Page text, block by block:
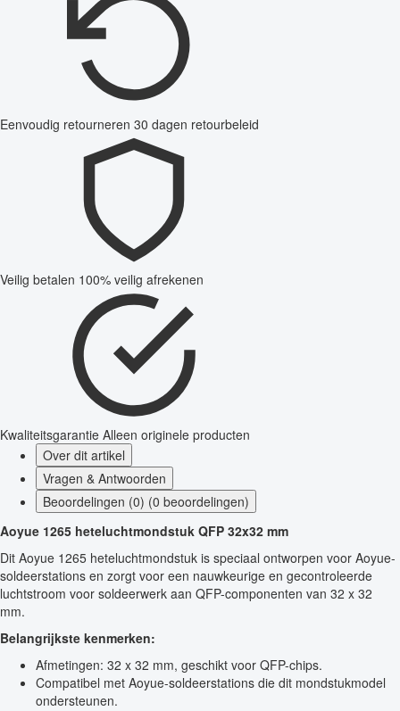
Eenvoudig retourneren 30 dagen retourbeleid
Veilig betalen 100% veilig afrekenen
Kwaliteitsgarantie Alleen originele producten
Over dit artikel
Vragen & Antwoorden
Beoordelingen (0) (0 beoordelingen)
Aoyue 1265 heteluchtmondstuk QFP 32x32 mm
Dit Aoyue 1265 heteluchtmondstuk is speciaal ontworpen voor Aoyue-
soldeerstations en zorgt voor een nauwkeurige en gecontroleerde
luchtstroom voor soldeerwerk aan QFP-componenten van 32 x 32
mm.
Belangrijkste kenmerken:
Afmetingen: 32 x 32 mm, geschikt voor QFP-chips.
Compatibel met Aoyue-soldeerstations die dit mondstukmodel
ondersteunen.